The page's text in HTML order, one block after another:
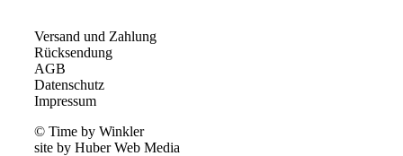
Versand und Zahlung
Rücksendung
AGB
Datenschutz
Impressum
© Time by Winkler
site by Huber Web Media